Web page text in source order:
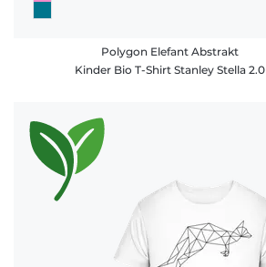
Polygon Elefant Abstrakt
Kinder Bio T-Shirt Stanley Stella 2.0